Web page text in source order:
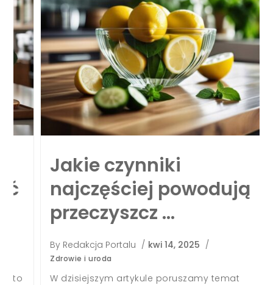
Jakie czynniki
najczęściej powodują
przeczyszcz …
Redakcja Portalu / kwi 14, 2025 /
Zdrowie i uroda
W dzisiejszym artykule poruszamy temat